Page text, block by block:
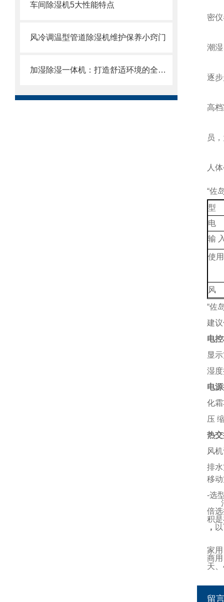
车间除湿机5大性能特点
风冷调温型管道除湿机维护保养小窍门
加湿除湿一体机：打造舒适环境的全能助手
密
潮
逐
高
员
人
“佐
型
电
输
使
风
“佐
建
电
显
湿
电
化
压
热
风
排
移
-选
消
倍
积
，
家
商
天
留